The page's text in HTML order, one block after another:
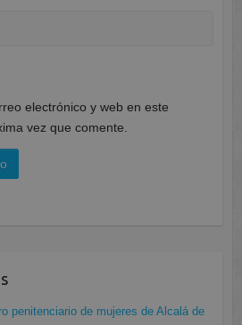
electrónico y web en este
vez que comente.
penitenciario de mujeres de Alcalá de